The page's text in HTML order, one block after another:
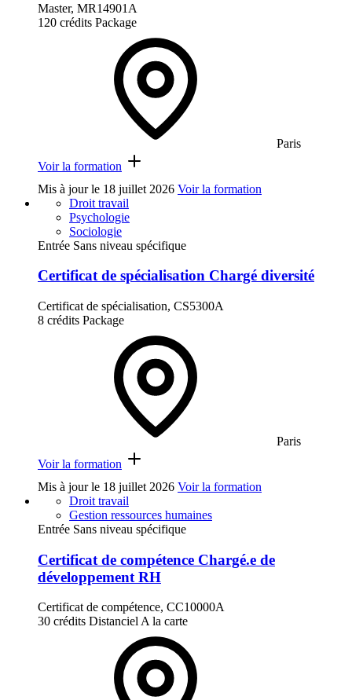
Master, MR14901A
120 crédits Package
Paris
Voir la formation
Mis à jour le 18 juillet 2026 Voir la formation
Droit travail
Psychologie
Sociologie
Entrée Sans niveau spécifique
Certificat de spécialisation Chargé diversité
Certificat de spécialisation, CS5300A
8 crédits Package
Paris
Voir la formation
Mis à jour le 18 juillet 2026 Voir la formation
Droit travail
Gestion ressources humaines
Entrée Sans niveau spécifique
Certificat de compétence Chargé.e de
développement RH
Certificat de compétence, CC10000A
30 crédits DistancielA la carte